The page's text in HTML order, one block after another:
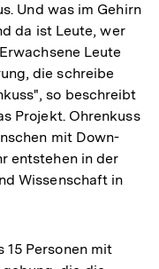
Und was im Gehirn
da ist Leute, wer
Leute
die schreibe
so beschreibt
Projekt. Ohrenkuss
mit Down-
entstehen in der
Wissenschaft in
15 Personen mit